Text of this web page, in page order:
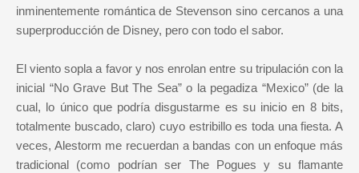
inminentemente romántica de Stevenson sino cercanos a una
superproducción de Disney, pero con todo el sabor.
El viento sopla a favor y nos enrolan entre su tripulación con la
inicial “No Grave But The Sea” o la pegadiza “Mexico” (de la
cual, lo único que podría disgustarme es su inicio en 8 bits,
totalmente buscado, claro) cuyo estribillo es toda una fiesta. A
veces, Alestorm me recuerdan a bandas con un enfoque más
tradicional (como podrían ser The Pogues y su flamante